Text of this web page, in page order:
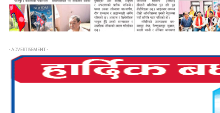
- ADVERTISEMENT -